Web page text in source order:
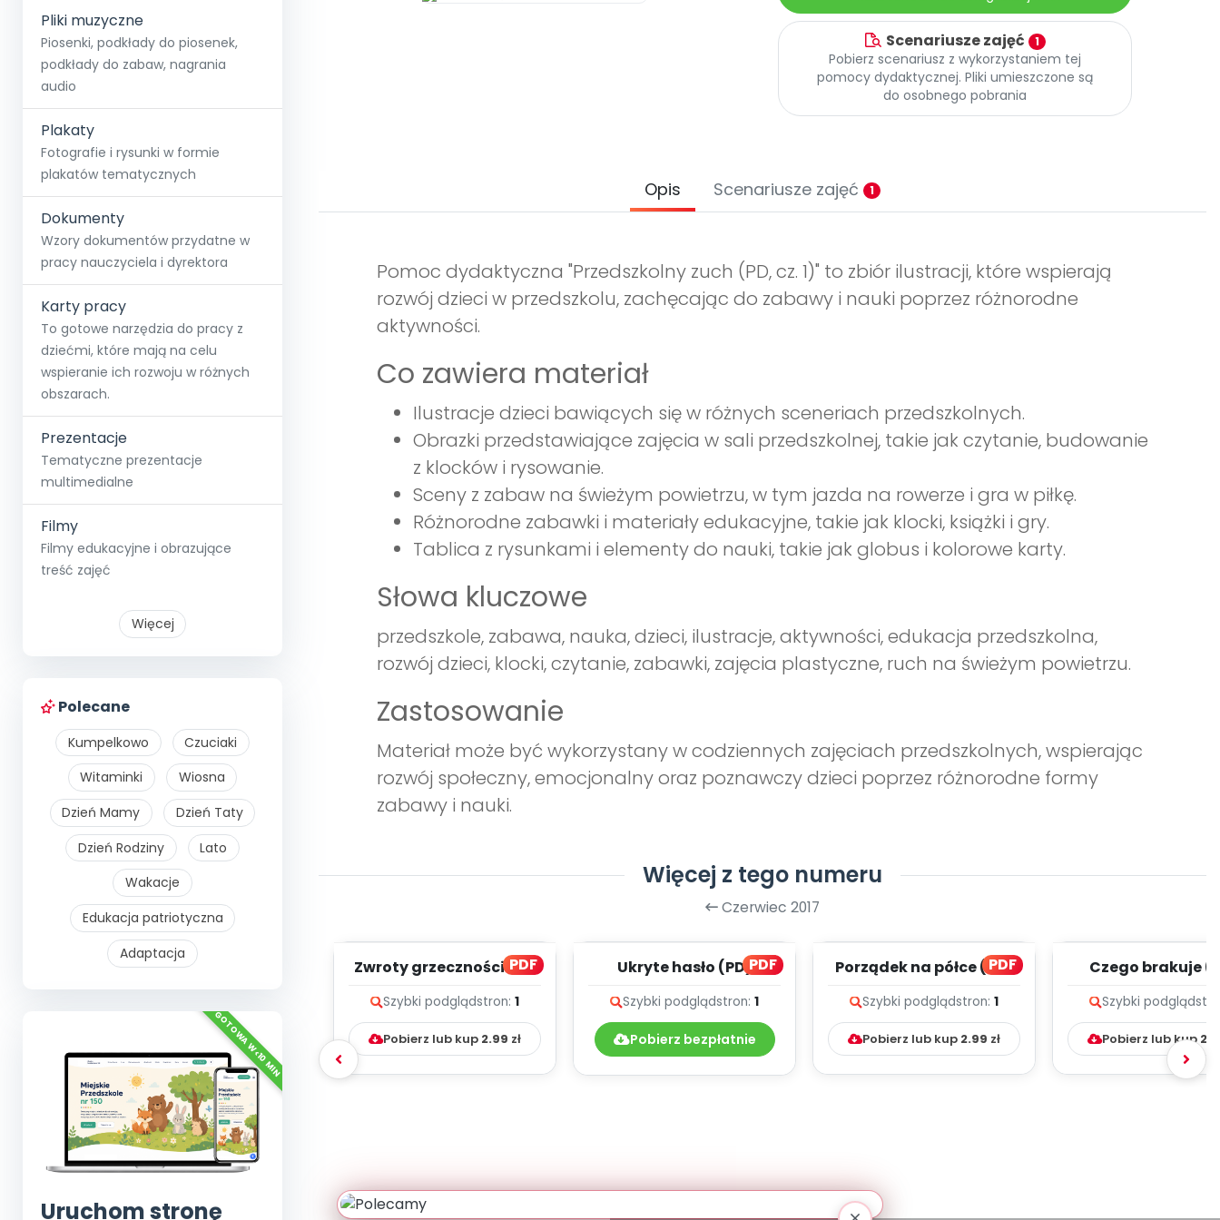
Pliki muzyczne
Piosenki, podkłady do piosenek,
podkłady do zabaw, nagrania
audio
Plakaty
Fotografie i rysunki w formie
plakatów tematycznych
Dokumenty
Wzory dokumentów przydatne w
pracy nauczyciela i dyrektora
Karty pracy
To gotowe narzędzia do pracy z
dziećmi, które mają na celu
wspieranie ich rozwoju w różnych
obszarach.
Prezentacje
Tematyczne prezentacje
multimedialne
Filmy
Filmy edukacyjne i obrazujące
treść zajęć
Więcej
Polecane
Kumpelkowo
Czuciaki
Witaminki
Wiosna
Dzień Mamy
Dzień Taty
Dzień Rodziny
Lato
Wakacje
Edukacja patriotyczna
Adaptacja
Uruchom stronę
Scenariusze zajęć 1
Pobierz scenariusz z wykorzystaniem tej
pomocy dydaktycznej. Pliki umieszczone są
do osobnego pobrania
Opis Scenariusze zajęć 1
Pomoc dydaktyczna "Przedszkolny zuch (PD, cz. 1)" to zbiór ilustracji, które wspierają
rozwój dzieci w przedszkolu, zachęcając do zabawy i nauki poprzez różnorodne
aktywności.
Co zawiera materiał
Ilustracje dzieci bawiących się w różnych sceneriach przedszkolnych.
Obrazki przedstawiające zajęcia w sali przedszkolnej, takie jak czytanie, budowanie
z klocków i rysowanie.
Sceny z zabaw na świeżym powietrzu, w tym jazda na rowerze i gra w piłkę.
Różnorodne zabawki i materiały edukacyjne, takie jak klocki, książki i gry.
Tablica z rysunkami i elementy do nauki, takie jak globus i kolorowe karty.
Słowa kluczowe
przedszkole, zabawa, nauka, dzieci, ilustracje, aktywności, edukacja przedszkolna,
rozwój dzieci, klocki, czytanie, zabawki, zajęcia plastyczne, ruch na świeżym powietrzu.
Zastosowanie
Materiał może być wykorzystany w codziennych zajęciach przedszkolnych, wspierając
rozwój społeczny, emocjonalny oraz poznawczy dzieci poprzez różnorodne formy
zabawy i nauki.
Więcej z tego numeru
Czerwiec 2017
PDF
Zwroty grzecznościowe
Szybki podglądstron: 1
Pobierz lub kup 2.99 zł
PDF
Ukryte hasło (PD)
Szybki podglądstron: 1
Pobierz bezpłatnie
PDF
Porządek na półce (PD)
Szybki podglądstron: 1
Pobierz lub kup 2.99 zł
Czego brakuje
Szybki podgląd
Pobierz lub kup